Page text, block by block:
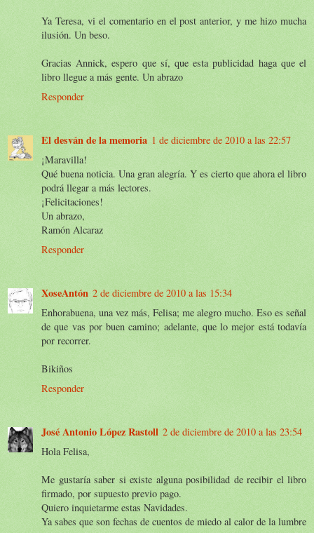
Ya Teresa, vi el comentario en el post anterior, y me hizo mucha
ilusión. Un beso.
Gracias Annick, espero que sí, que esta publicidad haga que el
libro llegue a más gente. Un abrazo
Responder
El desván de la memoria 1 de diciembre de 2010 a las 22:57
¡Maravilla!
Qué buena noticia. Una gran alegría. Y es cierto que ahora el libro
podrá llegar a más lectores.
¡Felicitaciones!
Un abrazo,
Ramón Alcaraz
Responder
XoseAntón 2 de diciembre de 2010 a las 15:34
Enhorabuena, una vez más, Felisa; me alegro mucho. Eso es señal
de que vas por buen camino; adelante, que lo mejor está todavía
por recorrer.
Bikiños
Responder
José Antonio López Rastoll 2 de diciembre de 2010 a las 23:54
Hola Felisa,
Me gustaría saber si existe alguna posibilidad de recibir el libro
firmado, por supuesto previo pago.
Quiero inquietarme estas Navidades.
Ya sabes que son fechas de cuentos de miedo al calor de la lumbre